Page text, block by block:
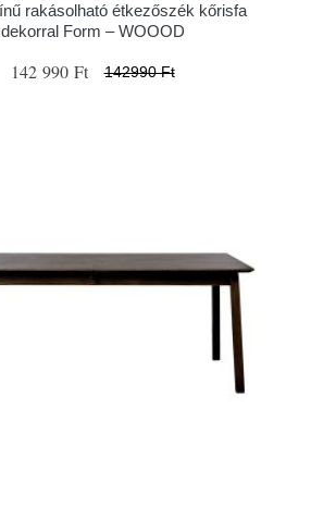
rakásolható étkezőszék kőrisfa
dekorral Form – WOOOD
142 990 Ft 142990 Ft